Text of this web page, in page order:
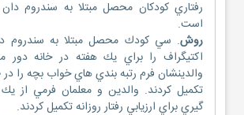
رفتاري كودكان محصل مبتلا به سندروم
است.
روش. سي كودك محصل مبتلا به سندروم
اكتيگراف را براي يك هفته در خانه دور
والدينشان فرم رتبه بندي هاي خواب بچه را
تكميل كردند. والدين و معلمان فرمي از يك
گيري براي ارزيابي رفتار روزانه تكميل كردند.